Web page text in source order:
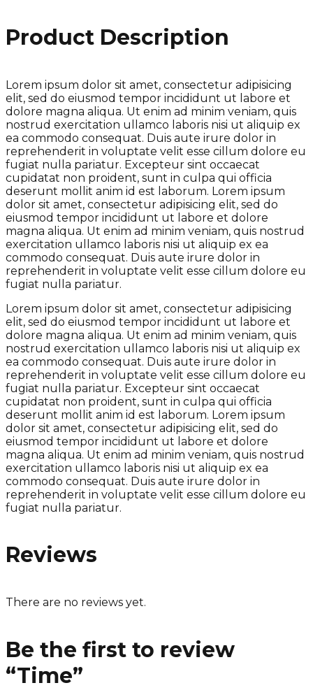
Product Description
Lorem ipsum dolor sit amet, consectetur adipisicing
elit, sed do eiusmod tempor incididunt ut labore et
dolore magna aliqua. Ut enim ad minim veniam, quis
nostrud exercitation ullamco laboris nisi ut aliquip ex
ea commodo consequat. Duis aute irure dolor in
reprehenderit in voluptate velit esse cillum dolore eu
fugiat nulla pariatur. Excepteur sint occaecat
cupidatat non proident, sunt in culpa qui officia
deserunt mollit anim id est laborum. Lorem ipsum
dolor sit amet, consectetur adipisicing elit, sed do
eiusmod tempor incididunt ut labore et dolore
magna aliqua. Ut enim ad minim veniam, quis nostrud
exercitation ullamco laboris nisi ut aliquip ex ea
commodo consequat. Duis aute irure dolor in
reprehenderit in voluptate velit esse cillum dolore eu
fugiat nulla pariatur.
Lorem ipsum dolor sit amet, consectetur adipisicing
elit, sed do eiusmod tempor incididunt ut labore et
dolore magna aliqua. Ut enim ad minim veniam, quis
nostrud exercitation ullamco laboris nisi ut aliquip ex
ea commodo consequat. Duis aute irure dolor in
reprehenderit in voluptate velit esse cillum dolore eu
fugiat nulla pariatur. Excepteur sint occaecat
cupidatat non proident, sunt in culpa qui officia
deserunt mollit anim id est laborum. Lorem ipsum
dolor sit amet, consectetur adipisicing elit, sed do
eiusmod tempor incididunt ut labore et dolore
magna aliqua. Ut enim ad minim veniam, quis nostrud
exercitation ullamco laboris nisi ut aliquip ex ea
commodo consequat. Duis aute irure dolor in
reprehenderit in voluptate velit esse cillum dolore eu
fugiat nulla pariatur.
Reviews
There are no reviews yet.
Be the first to review
“Time”